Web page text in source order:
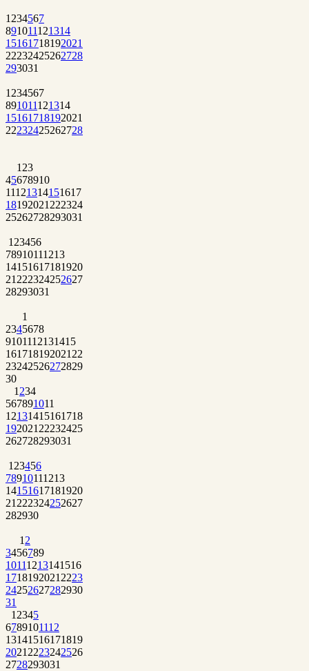
1 234567
891011121314
15161718192021
22232425262728
293031
1 234567
891011121314
15161718192021
22232425262728
1 23
45678910
11121314151617
18192021 222324
25262728293031
1 23456
78910111213
14151617181920
21 222324252627
28293031
1
2345678
9101112131415
161718192021 22
23242526272829
30
1 234
567891011
12131415161718
192021 22232425
262728293031
1 23456
78910111213
14151617181920
21 222324252627
282930
1 2
3456789
10111213141516
1718192021 2223
24252627282930
31
1 2345
6789101112
13141516171819
2021 2223242526
2728293031